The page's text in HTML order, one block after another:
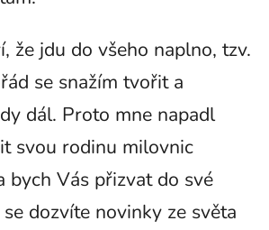
že jdu do všeho naplno, tzv.
se snažím tvořit a
dál. Proto mne napadl
svou rodinu milovnic
bych Vás přizvat do své
dozvíte novinky ze světa